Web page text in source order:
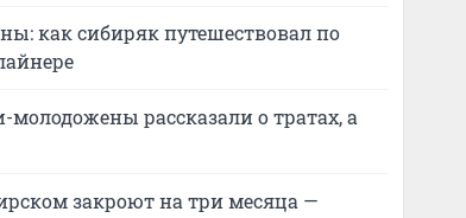
как сибиряк путешествовал по
рассказали о тратах, а
закроют на три месяца —